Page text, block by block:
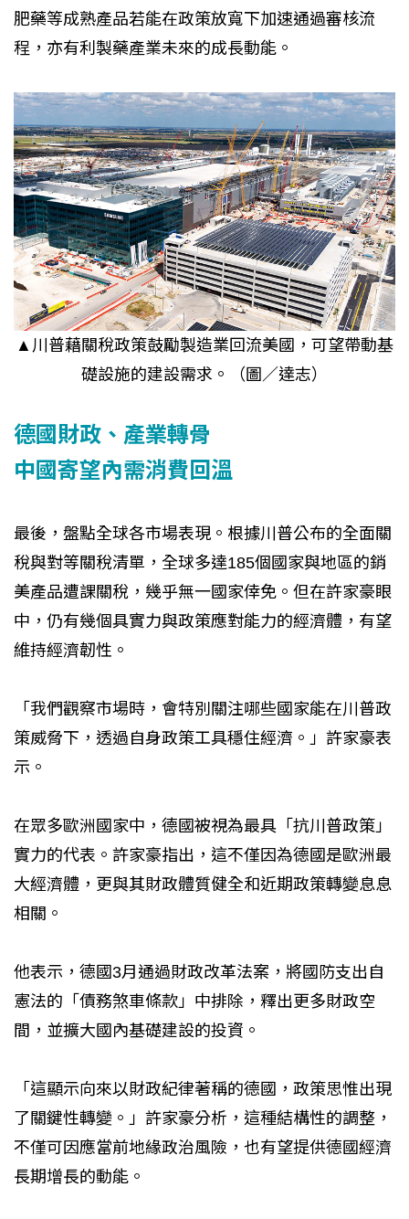
肥藥等成熟產品若能在政策放寬下加速通過審核流
程，亦有利製藥產業未來的成長動能。
▲川普藉關稅政策鼓勵製造業回流美國，可望帶動基
礎設施的建設需求。（圖／達志）
德國財政、產業轉骨
中國寄望內需消費回溫
最後，盤點全球各市場表現。根據川普公布的全面關
稅與對等關稅清單，全球多達185個國家與地區的銷
美產品遭課關稅，幾乎無一國家倖免。但在許家豪眼
中，仍有幾個具實力與政策應對能力的經濟體，有望
維持經濟韌性。
「我們觀察市場時，會特別關注哪些國家能在川普政
策威脅下，透過自身政策工具穩住經濟。」許家豪表
示。
在眾多歐洲國家中，德國被視為最具「抗川普政策」
實力的代表。許家豪指出，這不僅因為德國是歐洲最
大經濟體，更與其財政體質健全和近期政策轉變息息
相關。
他表示，德國3月通過財政改革法案，將國防支出自
憲法的「債務煞車條款」中排除，釋出更多財政空
間，並擴大國內基礎建設的投資。
「這顯示向來以財政紀律著稱的德國，政策思惟出現
了關鍵性轉變。」許家豪分析，這種結構性的調整，
不僅可因應當前地緣政治風險，也有望提供德國經濟
長期增長的動能。